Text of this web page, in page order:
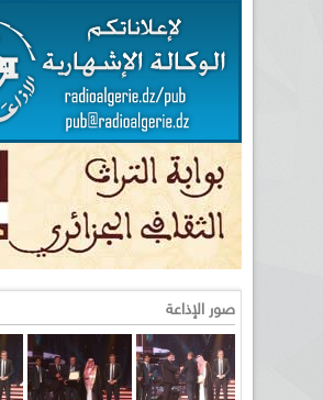
صور الإذاعة